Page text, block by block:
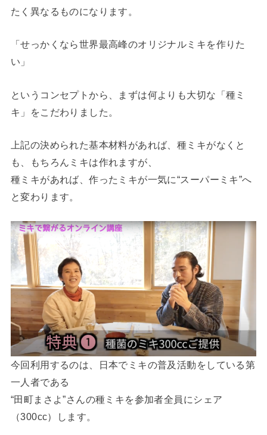
たく異なるものになります。
「せっかくなら世界最高峰のオリジナルミキを作りた
い」
というコンセプトから、まずは何よりも大切な「種ミ
キ」をこだわりました。
上記の決められた基本材料があれば、種ミキがなくと
も、もちろんミキは作れますが、
種ミキがあれば、作ったミキが一気に“スーパーミキ”へ
と変わります。
今回利用するのは、日本でミキの普及活動をしている第
一人者である
“田町まさよ”さんの種ミキを参加者全員にシェア
（300cc）します。